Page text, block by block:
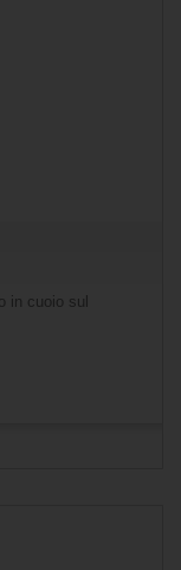
in cuoio sul